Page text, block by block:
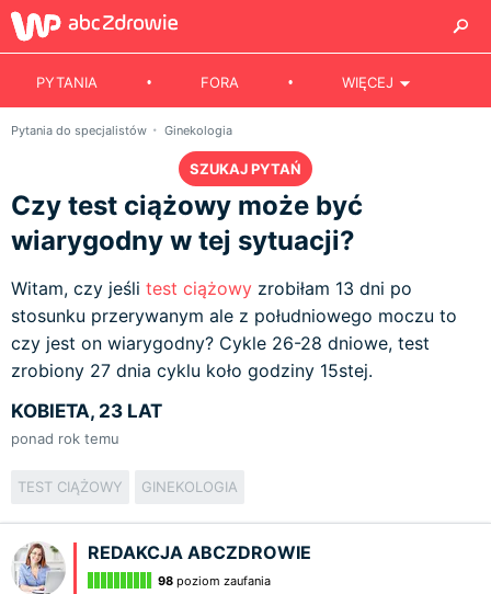
PYTANIA FORA WIĘCEJ
Pytania do specjalistów Ginekologia
SZUKAJ PYTAŃ
Czy test ciążowy może być
wiarygodny w tej sytuacji?
Witam, czy jeśli test ciążowy zrobiłam 13 dni po
stosunku przerywanym ale z południowego moczu to
czy jest on wiarygodny? Cykle 26-28 dniowe, test
zrobiony 27 dnia cyklu koło godziny 15stej.
KOBIETA, 23 LAT
ponad rok temu
TEST CIĄŻOWY GINEKOLOGIA
REDAKCJA ABCZDROWIE
98 poziom zaufania